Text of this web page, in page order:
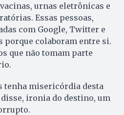
urnas eletrônicas e
Essas pessoas,
com Google, Twitter e
porque colaboram entre si.
que não tomam parte
tenha misericórdia desta
disse, ironia do destino, um